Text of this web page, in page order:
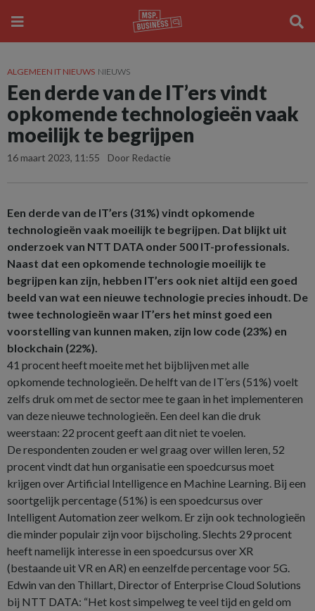
ALGEMEEN IT NIEUWS NIEUWS
Een derde van de IT’ers vindt
opkomende technologieën vaak
moeilijk te begrijpen
16 maart 2023, 11:55 Door Redactie
Een derde van de IT’ers (31%) vindt opkomende
technologieën vaak moeilijk te begrijpen. Dat blijkt uit
onderzoek van NTT DATA onder 500 IT-professionals.
Naast dat een opkomende technologie moeilijk te
begrijpen kan zijn, hebben IT’ers ook niet altijd een goed
beeld van wat een nieuwe technologie precies inhoudt. De
twee technologieën waar IT’ers het minst goed een
voorstelling van kunnen maken, zijn low code (23%) en
blockchain (22%).
41 procent heeft moeite met het bijblijven met alle
opkomende technologieën. De helft van de IT’ers (51%) voelt
zelfs druk om met de sector mee te gaan in het implementeren
van deze nieuwe technologieën. Een deel kan die druk
weerstaan: 22 procent geeft aan dit niet te voelen.
De respondenten zouden er wel graag over willen leren, 52
procent vindt dat hun organisatie een spoedcursus moet
krijgen over Artificial Intelligence en Machine Learning. Bij een
soortgelijk percentage (51%) is een spoedcursus over
Intelligent Automation zeer welkom. Er zijn ook technologieën
die minder populair zijn voor bijscholing. Slechts 29 procent
heeft namelijk interesse in een spoedcursus over XR
(bestaande uit VR en AR) en eenzelfde percentage voor 5G.
Edwin van den Thillart, Director of Enterprise Cloud Solutions
bij NTT DATA: “Het kost simpelweg te veel tijd en geld om